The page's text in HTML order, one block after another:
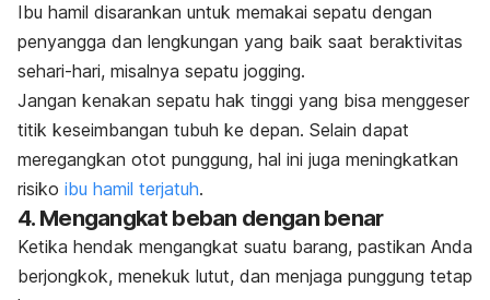
Ibu hamil disarankan untuk memakai sepatu dengan
penyangga dan lengkungan yang baik saat beraktivitas
sehari-hari, misalnya sepatu jogging.
Jangan kenakan sepatu hak tinggi yang bisa menggeser
titik keseimbangan tubuh ke depan. Selain dapat
meregangkan otot punggung, hal ini juga meningkatkan
risiko ibu hamil terjatuh.
4. Mengangkat beban dengan benar
Ketika hendak mengangkat suatu barang, pastikan Anda
berjongkok, menekuk lutut, dan menjaga punggung tetap